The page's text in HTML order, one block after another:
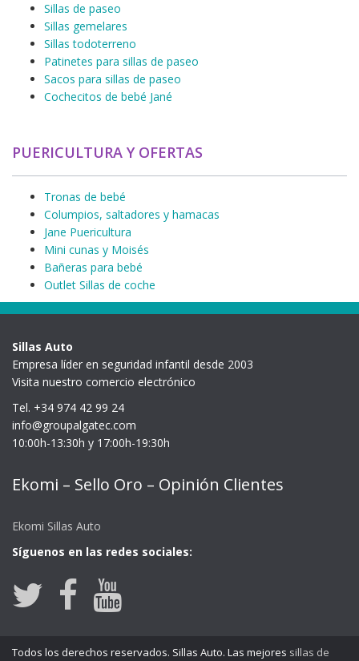
Sillas de paseo
Sillas gemelares
Sillas todoterreno
Patinetes para sillas de paseo
Sacos para sillas de paseo
Cochecitos de bebé Jané
PUERICULTURA Y OFERTAS
Tronas de bebé
Columpios, saltadores y hamacas
Jane Puericultura
Mini cunas y Moisés
Bañeras para bebé
Outlet Sillas de coche
Sillas Auto
Empresa líder en seguridad infantil desde 2003
Visita nuestro comercio electrónico
Tel. +34 974 42 99 24
info@groupalgatec.com
10:00h-13:30h y 17:00h-19:30h
Ekomi – Sello Oro – Opinión Clientes
Ekomi Sillas Auto
Síguenos en las redes sociales:
Todos los derechos reservados. Sillas Auto. Las mejores sillas de